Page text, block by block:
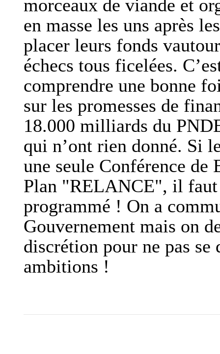
morceaux de viande et
en masse les uns après
placer leurs fonds
échecs tous ficelées.
comprendre une bonne
sur les promesses de
18.000 milliards du
qui n’ont rien donné. Si
une seule Conférence
Plan "RELANCE", il faut
programmé ! On a
Gouvernement mais on
discrétion pour ne pas
ambitions !